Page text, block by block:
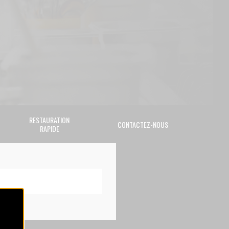
RESTAURATION
RAPIDE
CONTACTEZ-NOUS